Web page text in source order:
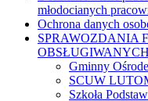
młodocianych
Ochrona danych
SPRAWOZDANIA
OBSŁUGIWANYCH
Gminny
SCUW
Szkoła